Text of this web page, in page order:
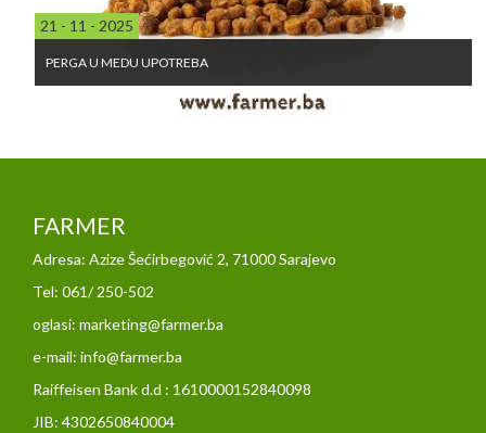
21 - 11 - 2025
PERGA U MEDU UPOTREBA
FARMER
Adresa: Azize Šećirbegović 2, 71000 Sarajevo
Tel: 061/ 250-502
oglasi: marketing@farmer.ba
e-mail: info@farmer.ba
Raiffeisen Bank d.d : 1610000152840098
JIB: 4302650840004